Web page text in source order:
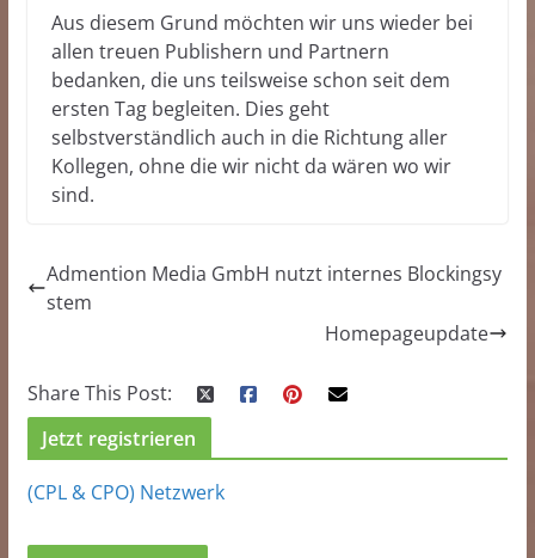
Aus diesem Grund möchten wir uns wieder bei
allen treuen Publishern und Partnern
bedanken, die uns teilsweise schon seit dem
ersten Tag begleiten. Dies geht
selbstverständlich auch in die Richtung aller
Kollegen, ohne die wir nicht da wären wo wir
sind.
Admention Media GmbH nutzt internes Blockingsy
stem
Homepageupdate
Share This Post:
Jetzt registrieren
(CPL & CPO) Netzwerk